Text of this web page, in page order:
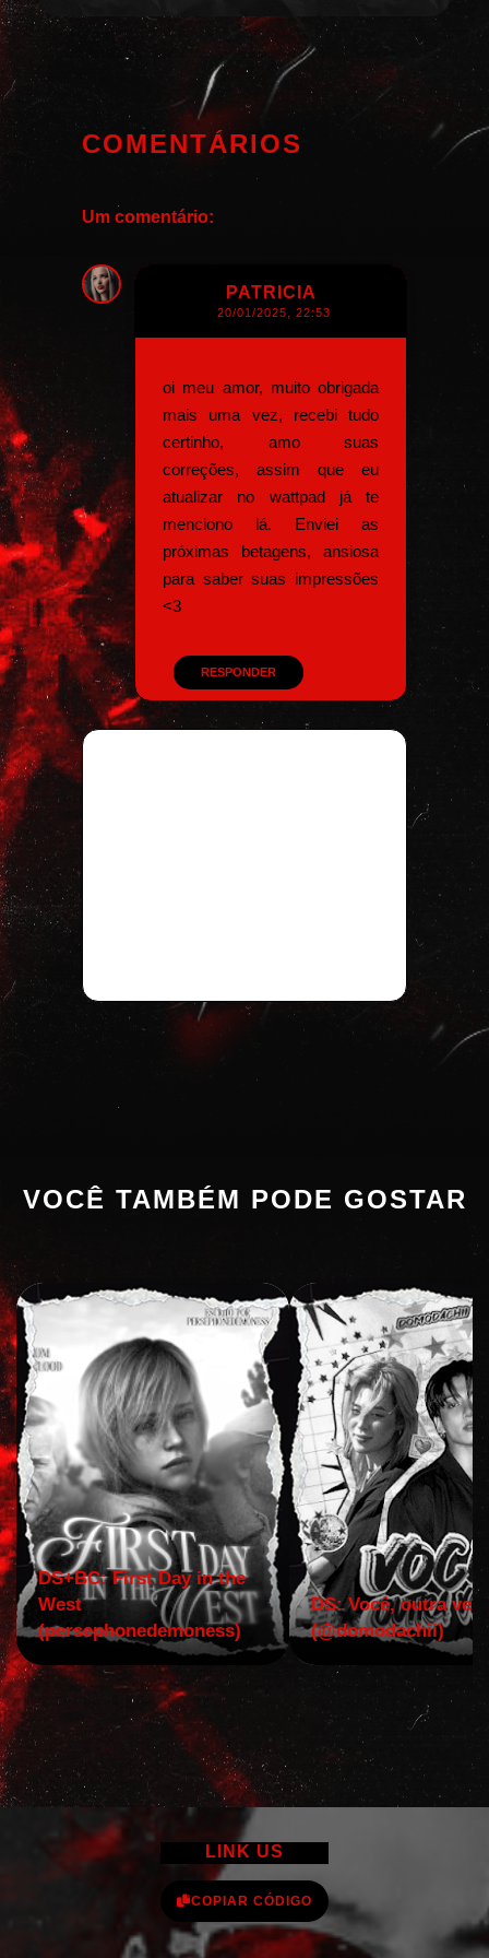
COMENTÁRIOS
Um comentário:
PATRICIA
20/01/2025, 22:53
oi meu amor, muito obrigada
mais uma vez, recebi tudo
certinho, amo suas
correções, assim que eu
atualizar no wattpad já te
menciono lá. Enviei as
próximas betagens, ansiosa
para saber suas impressões
<3
RESPONDER
VOCÊ TAMBÉM PODE GOSTAR
DS+BC: First Day in the
West
(persephonedemoness)
DS: Você, outra vez!
(@domodachii)
LINK US
COPIAR CÓDIGO